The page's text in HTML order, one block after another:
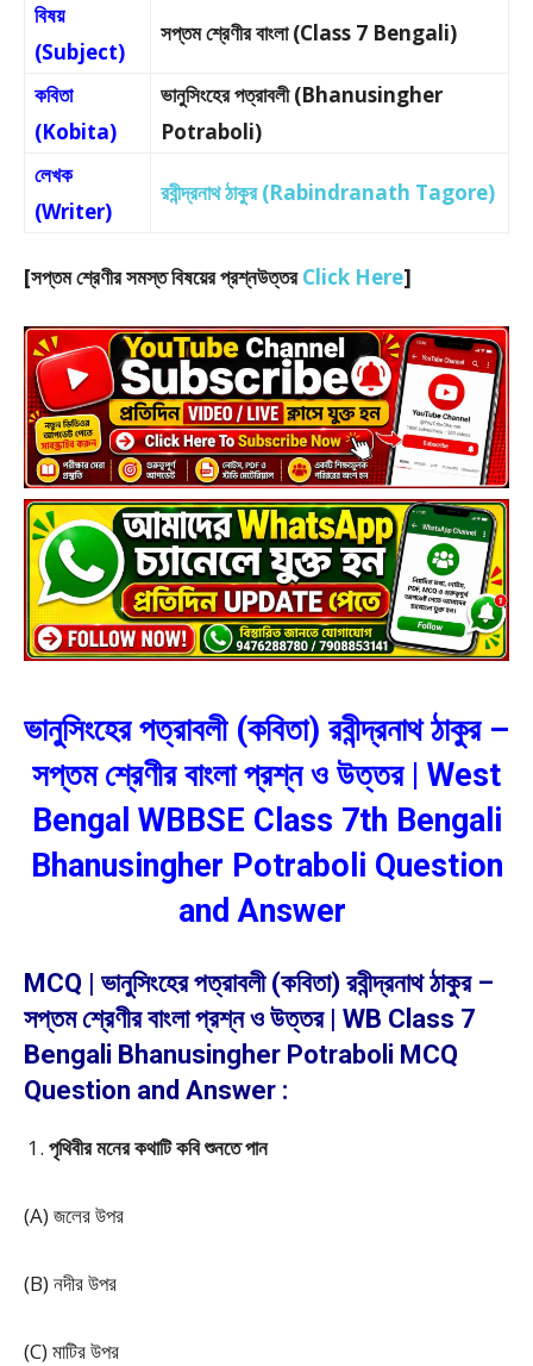
বিষয়
(Subject)
সপ্তম শ্রেণীর বাংলা (Class 7 Bengali)
কবিতা
(Kobita)
ভানুসিংহের পত্রাবলী (Bhanusingher
Potraboli)
লেখক
(Writer)
রবীন্দ্রনাথ ঠাকুর (Rabindranath Tagore)
[সপ্তম শ্রেণীর সমস্ত বিষয়ের প্রশ্নউত্তর Click Here]
ভানুসিংহের পত্রাবলী (কবিতা) রবীন্দ্রনাথ ঠাকুর –
সপ্তম শ্রেণীর বাংলা প্রশ্ন ও উত্তর | West
Bengal WBBSE Class 7th Bengali
Bhanusingher Potraboli Question
and Answer
MCQ | ভানুসিংহের পত্রাবলী (কবিতা) রবীন্দ্রনাথ ঠাকুর –
সপ্তম শ্রেণীর বাংলা প্রশ্ন ও উত্তর | WB Class 7
Bengali Bhanusingher Potraboli MCQ
Question and Answer :
পৃথিবীর মনের কথাটি কবি শুনতে পান
(A) জলের উপর
(B) নদীর উপর
(C) মাটির উপর